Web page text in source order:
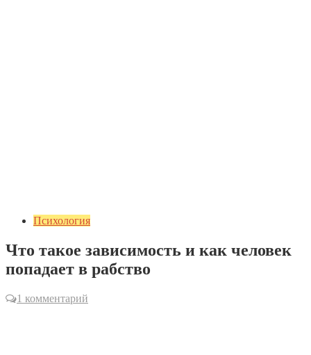
Психология
Что такое зависимость и как человек
попадает в рабство
1 комментарий